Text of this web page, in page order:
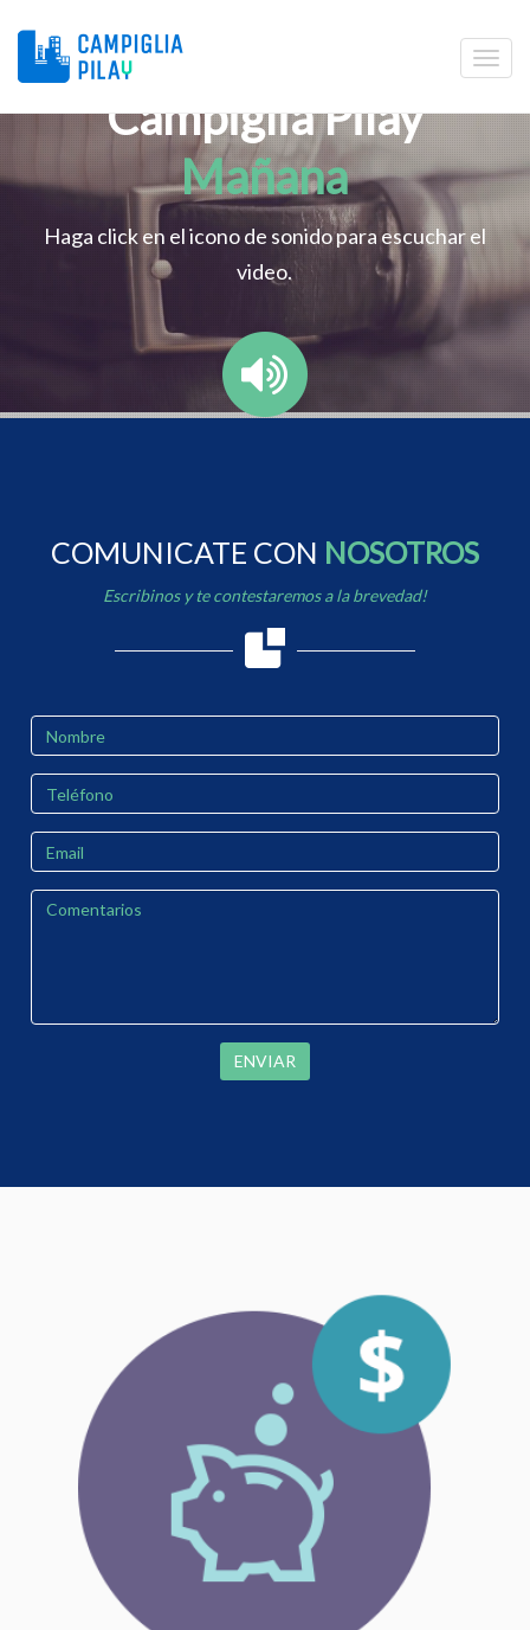
Campiglia Pilay
Mañana
Haga click en el icono de sonido para escuchar el
video.
COMUNICATE CON NOSOTROS
Escribinos y te contestaremos a la brevedad!
ENVIAR